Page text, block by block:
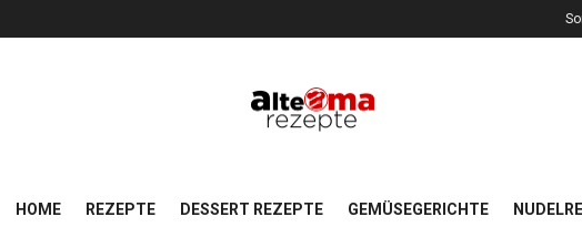
HOME REZEPTE DESSERT REZEPTE GEMÜSEGERICHTE